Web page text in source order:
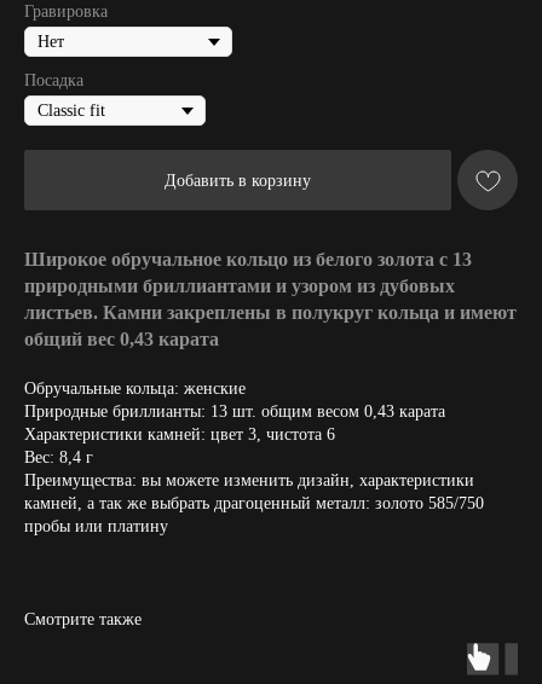
Гравировка
Посадка
Добавить в корзину
Широкое обручальное кольцо из белого золота с 13
природными бриллиантами и узором из дубовых
листьев. Камни закреплены в полукруг кольца и имеют
общий вес 0,43 карата
Обручальные кольца: женские
Природные бриллианты: 13 шт. общим весом 0,43 карата
Характеристики камней: цвет 3, чистота 6
Вес: 8,4 г
Преимущества: вы можете изменить дизайн, характеристики
камней, а так же выбрать драгоценный металл: золото 585/750
пробы или платину
Смотрите также